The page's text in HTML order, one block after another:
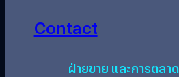
Contact
ฝ่ายขาย และการตลาด